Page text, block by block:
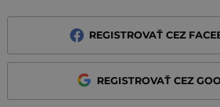
REGISTROVAŤ CEZ
REGISTROVAŤ CEZ